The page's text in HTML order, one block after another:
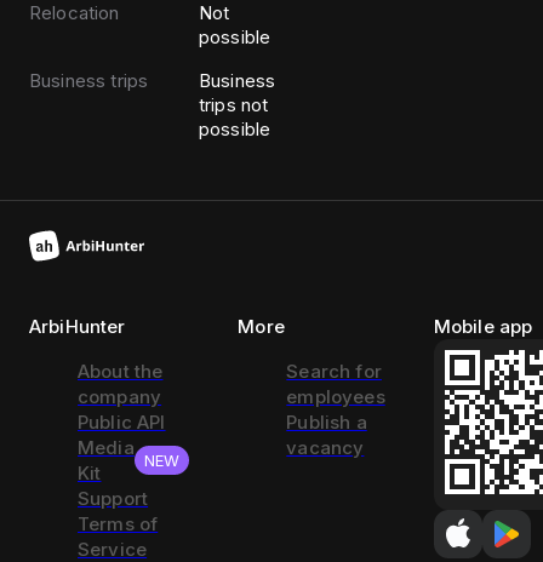
Relocation
Not
possible
Business trips
Business
trips not
possible
ArbiHunter
About the
company
Public API
Media
Kit
NEW
Support
Terms of
Service
More
Search for
employees
Publish a
vacancy
Mobile app